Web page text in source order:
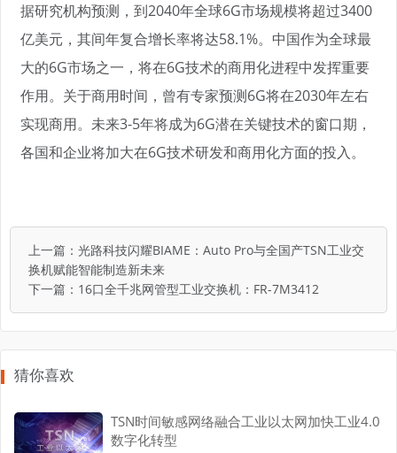
据研究机构预测，到2040年全球6G市场规模将超过3400
亿美元，其间年复合增长率将达58.1%。中国作为全球最
大的6G市场之一，将在6G技术的商用化进程中发挥重要
作用。关于商用时间，曾有专家预测6G将在2030年左右
实现商用。未来3-5年将成为6G潜在关键技术的窗口期，
各国和企业将加大在6G技术研发和商用化方面的投入。
上一篇： 光路科技闪耀BIAME：Auto Pro与全国产TSN工业交
换机赋能智能制造新未来
下一篇： 16口全千兆网管型工业交换机：FR-7M3412
猜你喜欢
TSN时间敏感网络融合工业以太网加快工业4.0
数字化转型